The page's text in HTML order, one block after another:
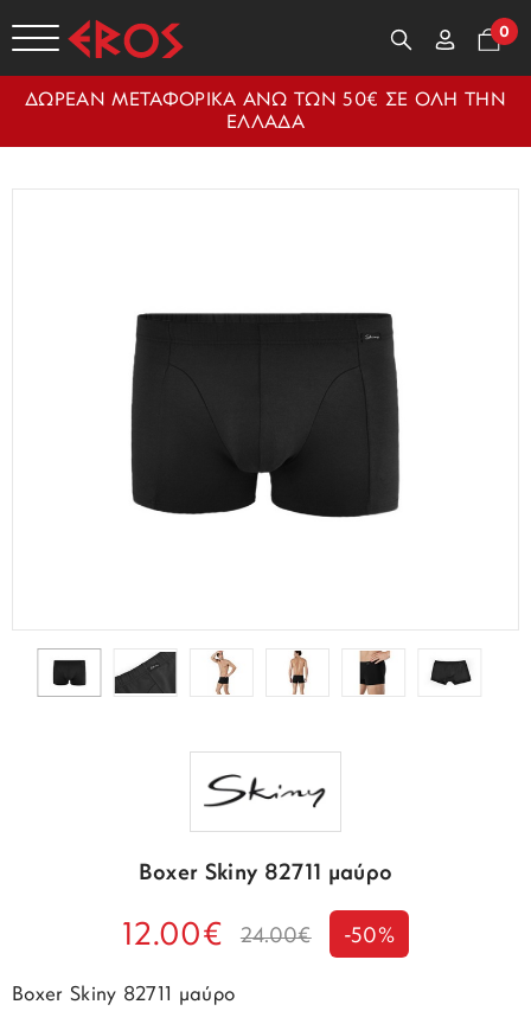
0
ΔΩΡΕΑΝ ΜΕΤΑΦΟΡΙΚΑ ΑΝΩ ΤΩΝ 50€ ΣΕ ΟΛΗ ΤΗΝ
ΕΛΛΑΔΑ
Boxer Skiny 82711 μαύρο
12.00€ 24.00€ -50%
Boxer Skiny 82711 μαύρο